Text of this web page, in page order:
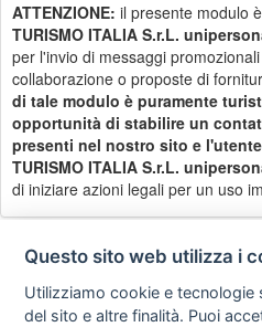
ATTENZIONE: il presente modulo
TURISMO ITALIA S.r.L.
per l'invio di messaggi
collaborazione o proposte di
di tale modulo è puramente
opportunità di stabilire un
presenti nel nostro sito e
TURISMO ITALIA S.r.L.
di iniziare azioni legali per un uso
Privacy
policy
Questo sito web utilizza i
Utilizziamo cookie e tecnologie
del sito e altre finalità. Puoi